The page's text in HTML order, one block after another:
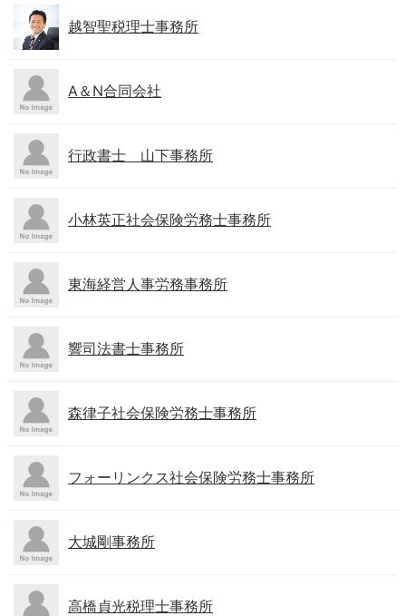
越智聖税理士事務所
A＆N合同会社
行政書士 山下事務所
小林英正社会保険労務士事務所
東海経営人事労務事務所
響司法書士事務所
森律子社会保険労務士事務所
フォーリンクス社会保険労務士事務所
大城剛事務所
高橋貞光税理士事務所